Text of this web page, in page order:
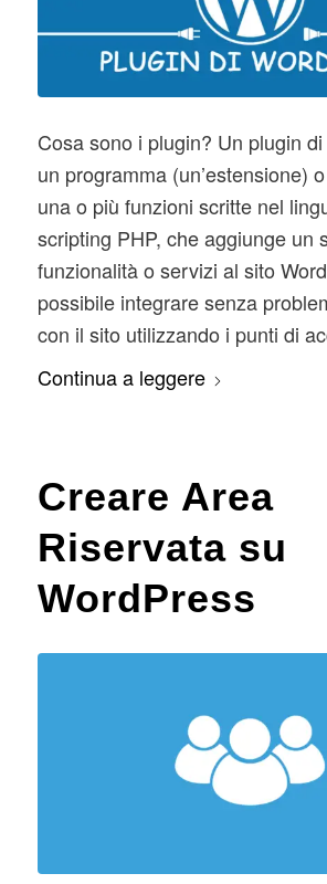
Cosa sono i plugin? Un plugin
un programma (un’estensione)
una o più funzioni scritte nel
scripting PHP, che aggiunge un
funzionalità o servizi al sito
possibile integrare senza
con il sito utilizzando i punti di
Continua a leggere
Creare Area
Riservata su
WordPress